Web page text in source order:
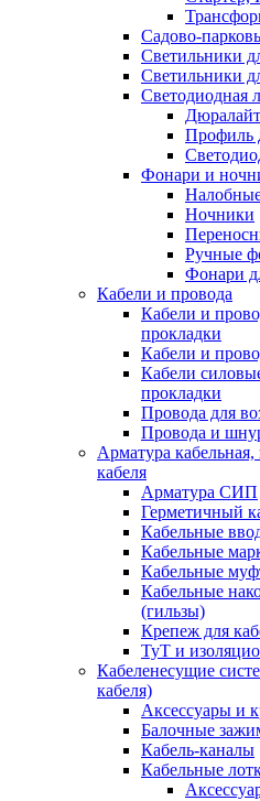
Садово-
Светильники
Светильники
Светодиодная
Дюралайт
Профиль
Фонари и
Ночники
Ручные
Фонари
Кабели и провода
Кабели и
прокладки
Кабели и
Кабели
прокладки
Провода для
Провода и
Арматура
кабеля
Арматура СИП
Герметичный
Кабельные
Кабельные
Кабельные
Кабельные
(гильзы)
Крепеж для
ТуТ и
Кабеленесущие
кабеля)
Аксессуары и
Балочные
Кабель-каналы
Кабельные